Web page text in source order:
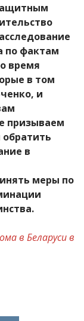
по фактам
время
в том
и
призываем
обратить
в
меры по
в Беларуси в